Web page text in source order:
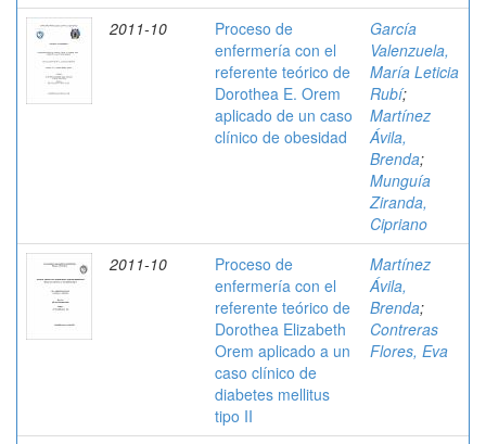
2011-10
Proceso de
enfermería con el
referente teórico de
Dorothea E. Orem
aplicado de un caso
clínico de obesidad
García
Valenzuela,
María Leticia
Rubí;
Martínez
Ávila,
Brenda;
Munguía
Ziranda,
Cipriano
2011-10
Proceso de
enfermería con el
referente teórico de
Dorothea Elizabeth
Orem aplicado a un
caso clínico de
diabetes mellitus
tipo II
Martínez
Ávila,
Brenda;
Contreras
Flores, Eva